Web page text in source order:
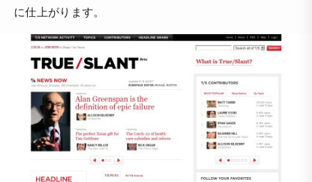
に仕上がります。